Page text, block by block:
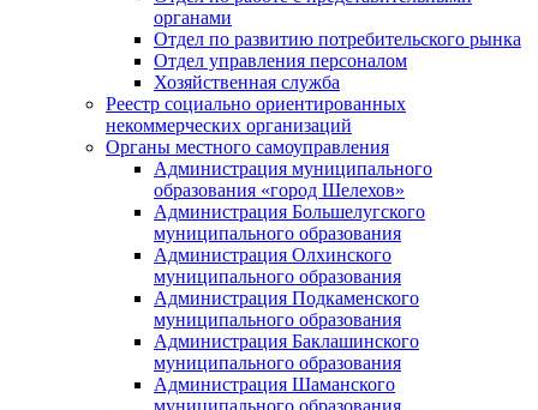
органами
Отдел по развитию потребительского рынка
Отдел управления персоналом
Хозяйственная служба
Реестр социально ориентированных
некоммерческих организаций
Органы местного самоуправления
Администрация муниципального
образования «город Шелехов»
Администрация Большелугского
муниципального образования
Администрация Олхинского
муниципального образования
Администрация Подкаменского
муниципального образования
Администрация Баклашинского
муниципального образования
Администрация Шаманского
муниципального образования